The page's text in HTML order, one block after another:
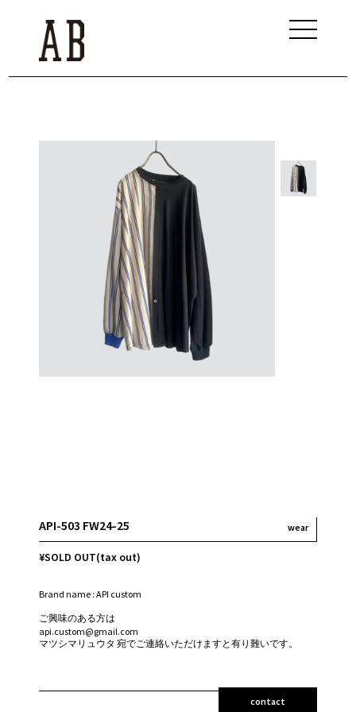
API-503 FW24-25 wear
¥SOLD OUT(tax out)
Brand name : API custom
ご興味のある方は
api.custom@gmail.com
マツシマリュウタ 宛でご連絡いただけますと有り難いです。
contact